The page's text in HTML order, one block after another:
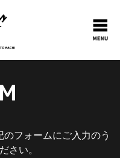
フォームにご入力のう
さい。